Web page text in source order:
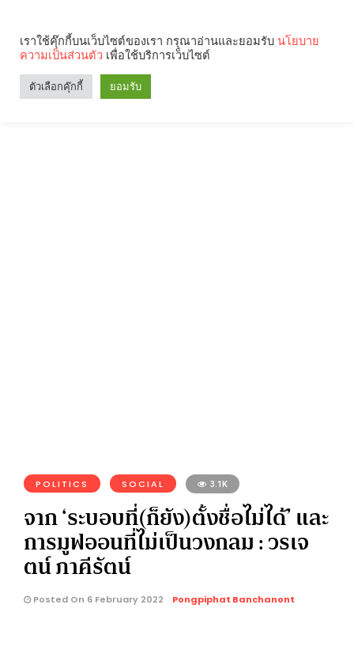
POLITICS SOCIAL 3.1K
จาก ‘ระบอบที่(ก็ยัง)ตั้งชื่อไม่ได้’ และ
การมูฟออนที่ไม่เป็นวงกลม : วรเจ
ตน์ ภาคีรัตน์
Posted On 6 February 2022 Pongpiphat Banchanont
เราใช้คุ๊กกี้บนเว็บไซต์ของเรา กรุณาอ่านและยอมรับ นโยบาย
ความเป็นส่วนตัว เพื่อใช้บริการเว็บไซต์
ตัวเลือกคุ๊กกี้ ยอมรับ